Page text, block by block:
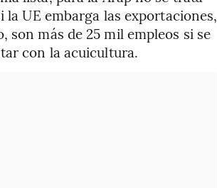
la UE embarga las exportaciones,
más de 25 mil empleos si se
con la acuicultura.